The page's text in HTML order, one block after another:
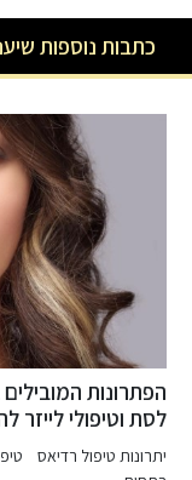
כתבות נוספות
רדיאס, פיסול קו
הפופולריים ביותר